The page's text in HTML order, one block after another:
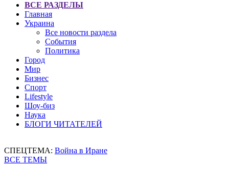
ВСЕ РАЗДЕЛЫ
Главная
Украина
Все новости раздела
События
Политика
Город
Мир
Бизнес
Спорт
Lifestyle
Шоу-биз
Наука
БЛОГИ ЧИТАТЕЛЕЙ
СПЕЦТЕМА: Война в Иране
ВСЕ ТЕМЫ